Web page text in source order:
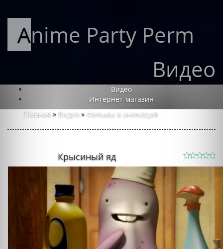
Anime Party Perm
Видео
Видео
Интернет-магазин
Главная » Видео » Фильмы и анимация
Крысиный яд